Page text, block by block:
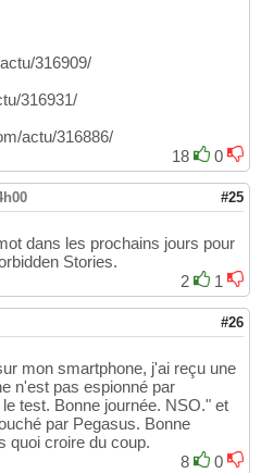
316909/
316931/
actu/316886/
18
0
#25
dans les prochains jours pour
Stories.
2
1
#26
mon smartphone, j'ai reçu une
n'est pas espionné par
test. Bonne journée. NSO." et
par Pegasus. Bonne
quoi croire du coup.
8
0